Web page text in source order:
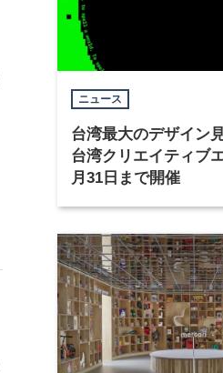
ニュース
台湾最大のデザイン
台湾クリエイティブ
月31日まで開催